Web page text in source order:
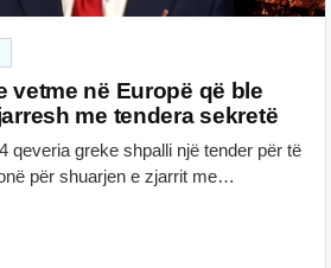
vetme në Europë që ble
me tendera sekretë
qeveria greke shpalli një tender për të
për shuarjen e zjarrit me…